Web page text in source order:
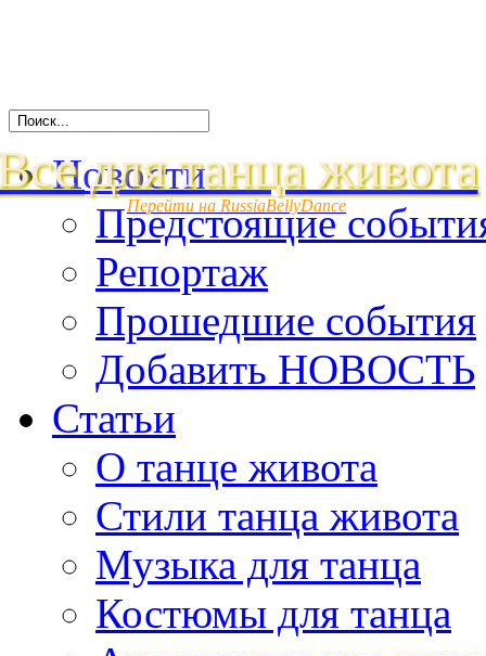
для танца живота
Перейти на RussiaBellyDance
Новости
Предстоящие
Репортаж
Прошедшие события
Добавить НОВОСТЬ
Статьи
О танце живота
Стили танца живота
Музыка для танца
Костюмы для танца